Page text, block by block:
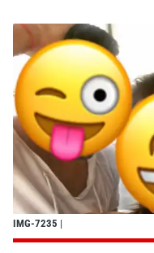
IMG-7235 |